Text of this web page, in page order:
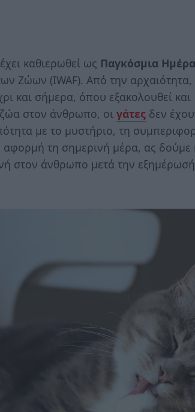
καθιερωθεί ως Παγκόσμια
Ζώων (IWAF). Από την αρχαιότητα,
και σήμερα, όπου εξακολουθεί και
στον άνθρωπο, οι γάτες δεν
με το μυστήριο, τη
τη σημερινή μέρα, ας δούμε
στον άνθρωπο μετά την